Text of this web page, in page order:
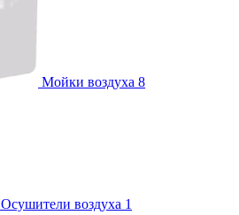
Мойки воздуха 8
Осушители воздуха 1